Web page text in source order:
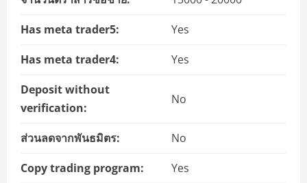
Has meta trader5:
Yes
Has meta trader4:
Yes
Deposit without
verification:
No
ส่วนลดจากพันธมิตร:
No
Copy trading program:
Yes